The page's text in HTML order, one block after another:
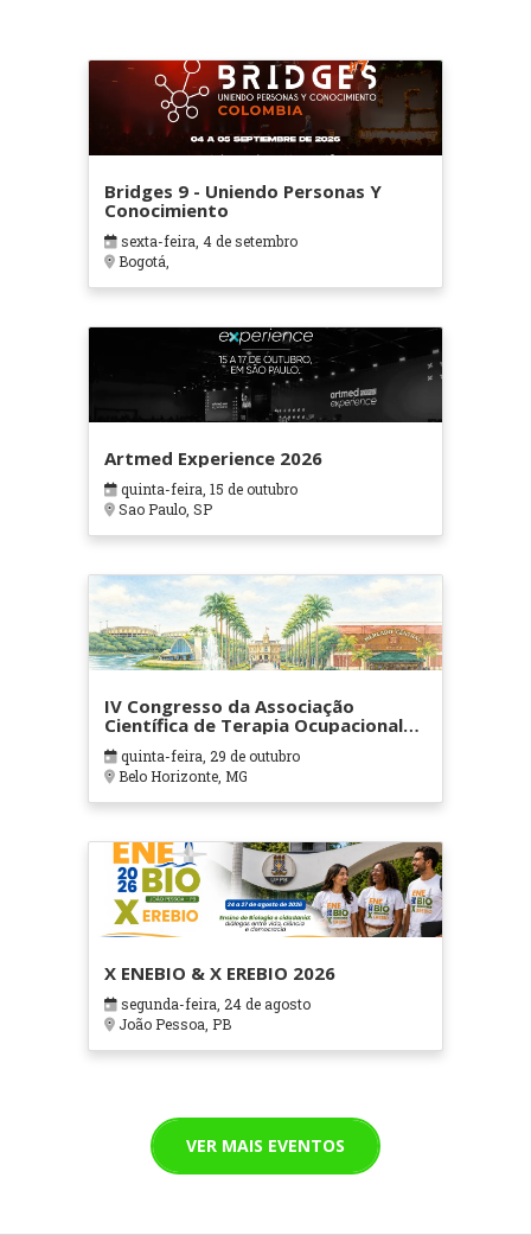
Bridges 9 - Uniendo Personas Y
Conocimiento
sexta-feira, 4 de setembro
Bogotá,
Artmed Experience 2026
quinta-feira, 15 de outubro
Sao Paulo, SP
IV Congresso da Associação
Científica de Terapia Ocupacional
em Contextos Hospitalares e
Cuidados Paliativos - ATOHOSP
quinta-feira, 29 de outubro
Belo Horizonte, MG
X ENEBIO & X EREBIO 2026
segunda-feira, 24 de agosto
João Pessoa, PB
VER MAIS EVENTOS